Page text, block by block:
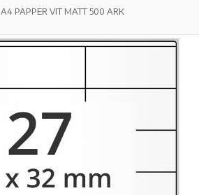
A4 PAPPER VIT MATT 500 ARK